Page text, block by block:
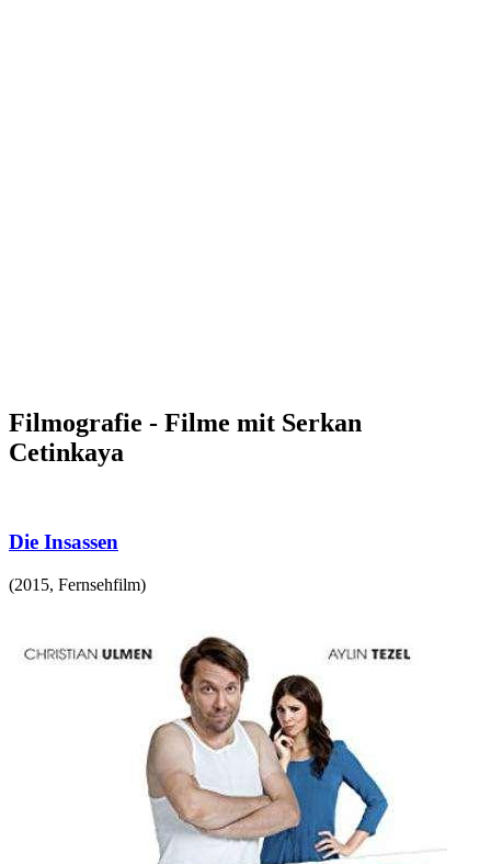
Filmografie - Filme mit Serkan
Cetinkaya
Die Insassen
(2015, Fernsehfilm)